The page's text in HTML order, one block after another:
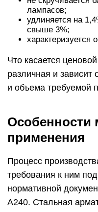
лампасов;
удлиняется на
свыше 3%;
характеризуется
Что касается
различная и зависит
и объема требуемой
Особенности
применения
Процесс
требования к ним
нормативной
А240. Стальная